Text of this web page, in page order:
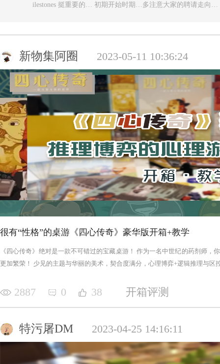
ilestones 挺重要的… 初期开始时期…多注意大家的聘请走向
新物集阿圈 2023-05-11 10:36:24
很有“性格”的桌游《四心传奇》豪华版开箱+教学
《四心传奇》绝对是一款不可错过的宝藏桌游！ 作为一名中世纪的药剂师，
更加繁荣！ 少见的主题与华丽的美术，契合度满分，心理博弈+逻辑推理与区
2887 0 38 开箱评测
特污屠DM 2023-04-25 14:16:11